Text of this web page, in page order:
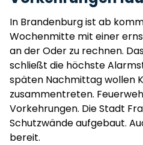
In Brandenburg ist ab
Wochenmitte mit einer
an der Oder zu rechnen.
schließt die höchste
späten Nachmittag wollen
zusammentreten.
Vorkehrungen. Die Stadt
Schutzwände aufgebaut.
bereit.